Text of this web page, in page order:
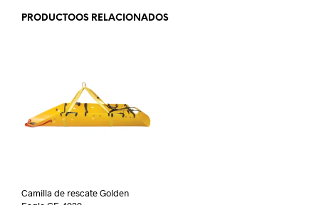
PRODUCTOOS RELACIONADOS
Camilla de rescate Golden